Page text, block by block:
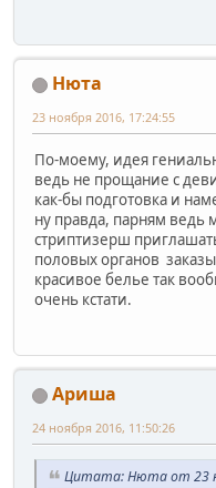
Нюта
23 ноября 2016, 17:24:55
По-моему, идея
ведь не прощание с
как-бы подготовка и
ну правда, парням ведь
стриптизерш
половых органов
красивое белье так
очень кстати.
Ариша
24 ноября 2016, 11:50:26
Цитата: Нюта от 23